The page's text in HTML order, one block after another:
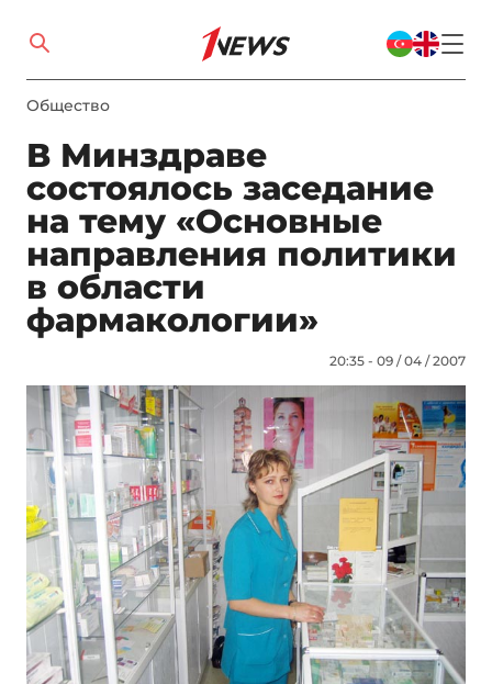
Общество
В Минздраве
состоялось заседание
на тему «Основные
направления политики
в области
фармакологии»
20:35 - 09 / 04 / 2007